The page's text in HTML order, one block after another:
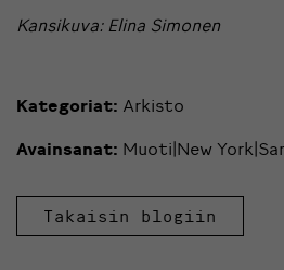
Kansikuva: Elina Simonen
Kategoriat: Arkisto
Avainsanat: Muoti|New
Takaisin blogiin